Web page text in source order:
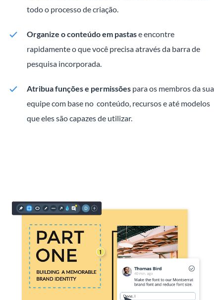
todo o processo de criação.
Organize o conteúdo em pastase encontre
rapidamente o que você precisa através da barra de
pesquisa incorporada.
Atribua funções e permissões para os membros da sua
equipe com base no conteúdo, recursos e até modelos
que eles são capazes de utilizar.